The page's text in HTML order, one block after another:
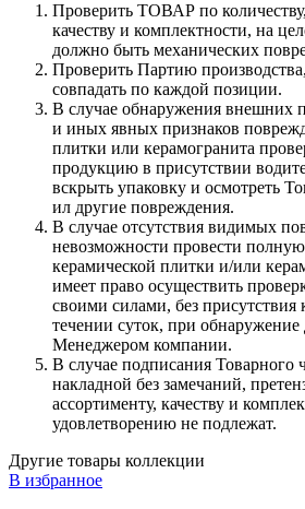
Проверить ТОВАР по
качеству и комплектности, на
должно быть механических
Проверить Партию
совпадать по каждой позиции.
В случае обнаружения внешних
и иных явных признаков
плитки или керамогранита
продукцию в присутствии
вскрыть упаковку и осмотреть
ил другие повреждения.
В случае отсутствия видимых
невозможности провести
керамической плитки и/или
имеет право осуществить
своими силами, без присутствия
течении суток, при обнаружение
Менеджером компании.
В случае подписания Товарного
накладной без замечаний,
ассортименту, качеству и
удовлетворению не подлежат.
Другие товары коллекции
В избранное